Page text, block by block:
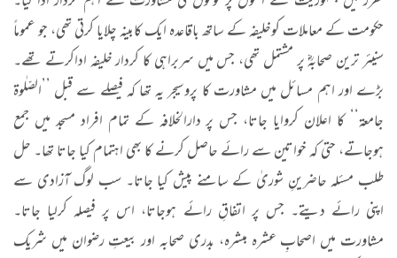
حکومت کے معاملات کوخلیفہ کے ساتھ باقاعدہ ایک کابینہ چلایا کرتی تھی، جو عموماً
سنیئر ترین صحابہؓ پر مشتمل تھی، جس میں سربراہی کا کردار خلیفہ اداکرتے تھے۔
بڑے اور اہم مسائل میں مشاورت کا پروسیجر یہ تھا کہ فیصلے سے قبل ’’الصّلٰوۃ
جامعۃ‘‘ کا اعلان کروایا جاتا، جس پر دارالخلافہ کے تمام افراد مسجد میں جمع
ہوجاتے، حتی کہ خواتین سے رائے حاصل کرنے کا بھی اہتمام کیا جاتا تھا۔ حل
طلب مسئلہ حاضرینِ شوریٰ کے سامنے پیش کیا جاتا۔ سب لوگ آزادی سے
اپنی رائے دیتے۔ جس پر اتفاقِ رائے ہوجاتا، اس پر فیصلہ کرلیا جاتا۔
مشاورت میں اصحابِ عشرہ مبشرہ، بدری صحابہ اور بیعتِ رضوان میں شریک